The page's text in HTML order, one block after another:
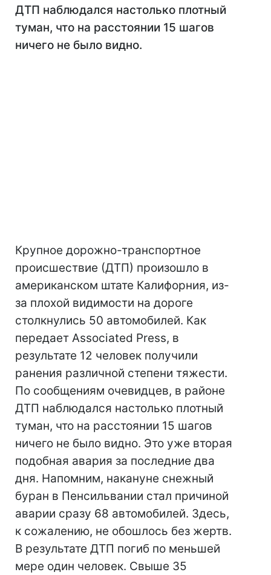
ДТП наблюдался настолько плотный
туман, что на расстоянии 15 шагов
ничего не было видно.
Крупное дорожно-транспортное
происшествие (ДТП) произошло в
американском штате Калифорния, из-
за плохой видимости на дороге
столкнулись 50 автомобилей. Как
передает Associated Press, в
результате 12 человек получили
ранения различной степени тяжести.
По сообщениям очевидцев, в районе
ДТП наблюдался настолько плотный
туман, что на расстоянии 15 шагов
ничего не было видно. Это уже вторая
подобная авария за последние два
дня. Напомним, накануне снежный
буран в Пенсильвании стал причиной
аварии сразу 68 автомобилей. Здесь,
к сожалению, не обошлось без жертв.
В результате ДТП погиб по меньшей
мере один человек. Свыше 35